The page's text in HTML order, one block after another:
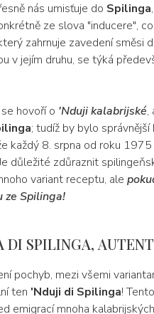
nás umisťuje do Spilinga
ze slova "inducere",
zahrnuje zavedení směsi
v jejím druhu, se týká
hovoří o 'Nduji kalabrijské,
; tudíž by bylo správnější
každý 8. srpna od roku
důležité zdůraznit
variant receptu, ale
ze Spilinga!
DI SPILINGA,
pochyb, mezi všemi
ten 'Nduji di Spilinga!
emigrací mnoha